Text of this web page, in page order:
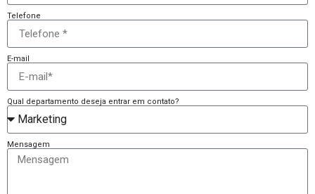
Telefone
E-mail
Qual departamento deseja entrar em contato?
Mensagem